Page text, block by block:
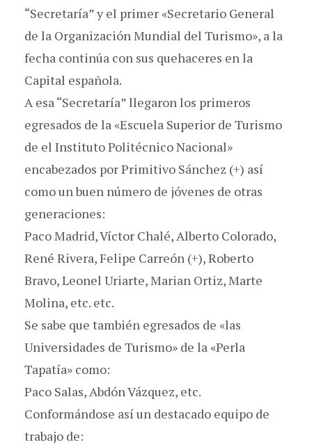
“Secretaría” y el primer «Secretario General
de la Organización Mundial del Turismo», a la
fecha continúa con sus quehaceres en la
Capital española.
A esa “Secretaría” llegaron los primeros
egresados de la «Escuela Superior de Turismo
de el Instituto Politécnico Nacional»
encabezados por Primitivo Sánchez (+) así
como un buen número de jóvenes de otras
generaciones:
Paco Madrid, Víctor Chalé, Alberto Colorado,
René Rivera, Felipe Carreón (+), Roberto
Bravo, Leonel Uriarte, Marian Ortiz, Marte
Molina, etc. etc.
Se sabe que también egresados de «las
Universidades de Turismo» de la «Perla
Tapatía» como:
Paco Salas, Abdón Vázquez, etc.
Conformándose así un destacado equipo de
trabajo de: